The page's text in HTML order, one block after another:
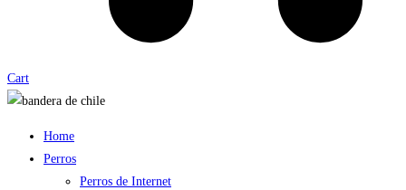
Cart
Home
Perros
Perros de Internet